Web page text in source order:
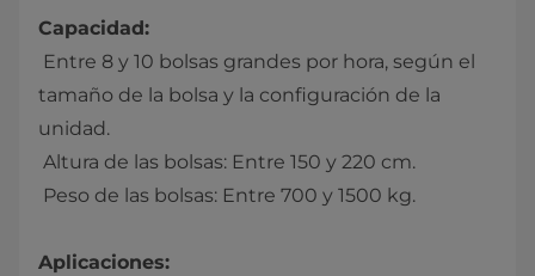
Capacidad:
Entre 8 y 10 bolsas grandes por hora, según el
tamaño de la bolsa y la configuración de la
unidad.
Altura de las bolsas: Entre 150 y 220 cm.
Peso de las bolsas: Entre 700 y 1500 kg.
Aplicaciones: